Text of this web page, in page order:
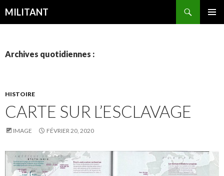
MILITANT
Archives quotidiennes :
HISTOIRE
CARTE SUR L’ESCLAVAGE
IMAGE FÉVRIER 20, 2020